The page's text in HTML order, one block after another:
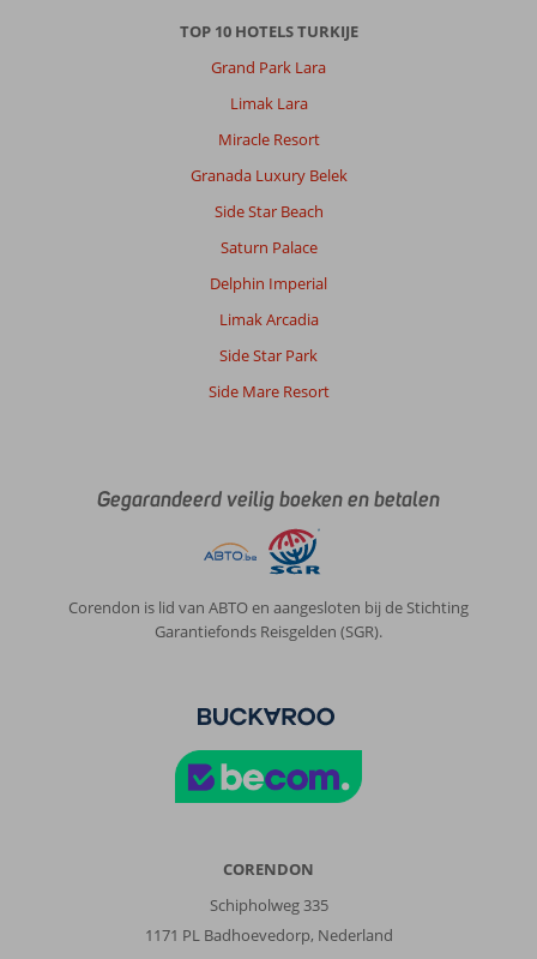
TOP 10 HOTELS TURKIJE
Grand Park Lara
Limak Lara
Miracle Resort
Granada Luxury Belek
Side Star Beach
Saturn Palace
Delphin Imperial
Limak Arcadia
Side Star Park
Side Mare Resort
Gegarandeerd veilig boeken en betalen
Corendon is lid van ABTO en aangesloten bij de Stichting
Garantiefonds Reisgelden (SGR).
CORENDON
Schipholweg 335
1171 PL Badhoevedorp, Nederland